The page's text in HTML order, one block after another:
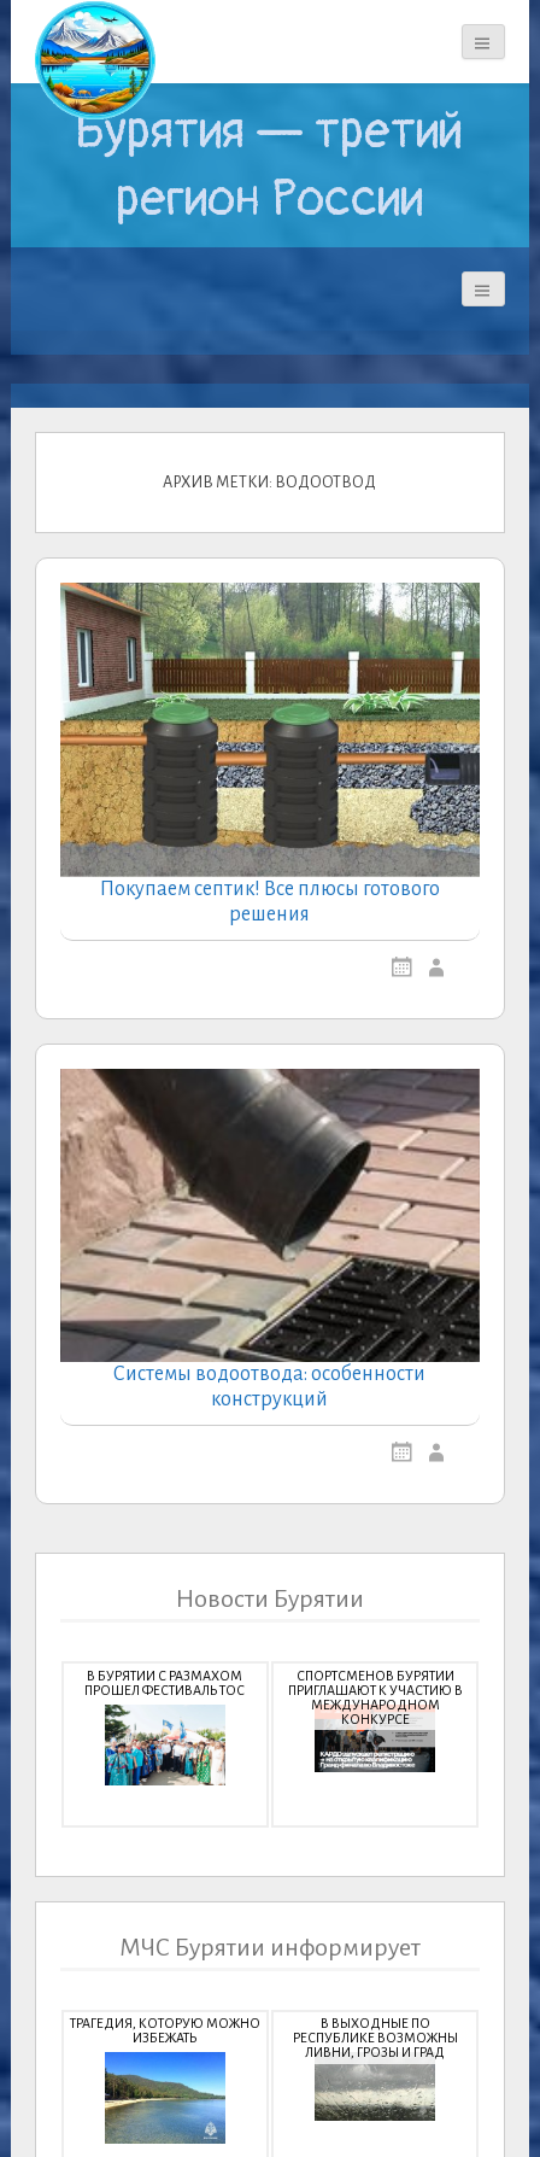
Бурятия — третий
регион России
АРХИВ МЕТКИ: ВОДООТВОД
Покупаем септик! Все плюсы готового
решения
Системы водоотвода: особенности
конструкций
Новости Бурятии
В БУРЯТИИ С РАЗМАХОМ
ПРОШЕЛ ФЕСТИВАЛЬ ТОС
СПОРТСМЕНОВ БУРЯТИИ
ПРИГЛАШАЮТ К УЧАСТИЮ В
МЕЖДУНАРОДНОМ
КОНКУРСЕ
МЧС Бурятии информирует
ТРАГЕДИЯ, КОТОРУЮ МОЖНО
ИЗБЕЖАТЬ
В ВЫХОДНЫЕ ПО
РЕСПУБЛИКЕ ВОЗМОЖНЫ
ЛИВНИ, ГРОЗЫ И ГРАД